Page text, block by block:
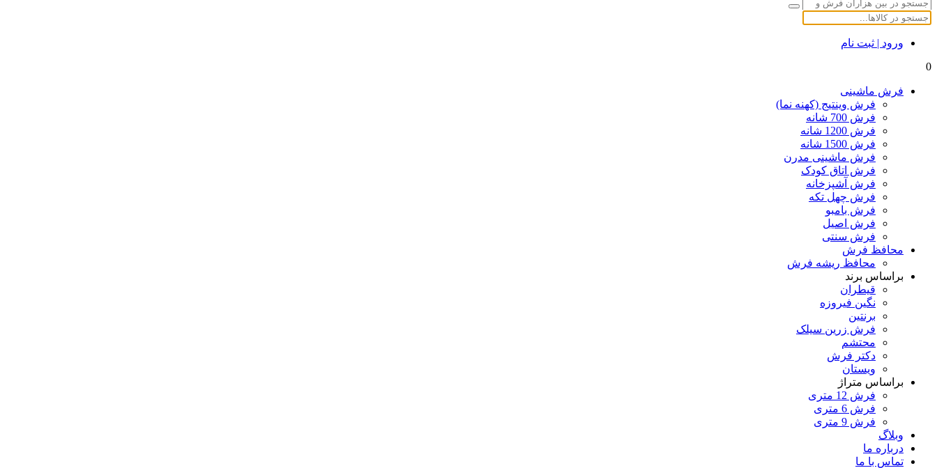
ورود | ثبت نام
0
فرش ماشینی
فرش وینتیج (کهنه نما)
فرش 700 شانه
فرش 1200 شانه
فرش 1500 شانه
فرش ماشینی مدرن
فرش اتاق کودک
فرش آشپزخانه
فرش چهل تکه
فرش بامبو
فرش اصیل
فرش سنتی
محافظ فرش
محافظ ریشه فرش
براساس برند
قیطران
نگین فیروزه
برنتین
فرش زرین سیلک
محتشم
دکتر فرش
ویستان
براساس متراژ
فرش 12 متری
فرش 6 متری
فرش 9 متری
وبلاگ
درباره ما
تماس با ما